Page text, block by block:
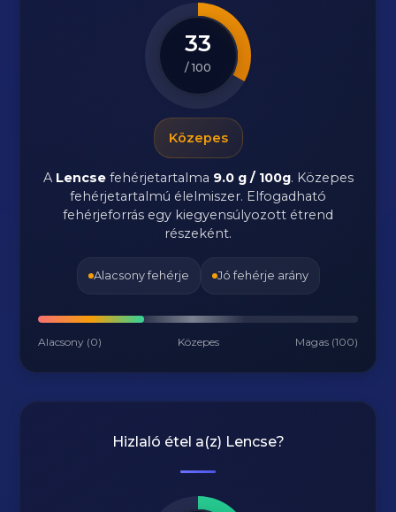
33
/ 100
Közepes
A Lencsefehérjetartalma 9.0 g / 100g. Közepes
fehérjetartalmú élelmiszer. Elfogadható
fehérjeforrás egy kiegyensúlyozott étrend
részeként.
Alacsony fehérje Jó fehérje arány
Alacsony (0) Közepes Magas (100)
Hizlaló étel a(z) Lencse?